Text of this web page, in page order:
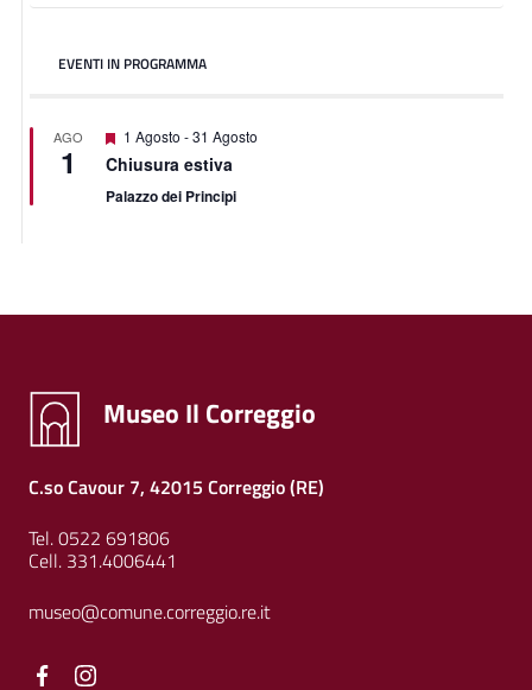
EVENTI IN PROGRAMMA
AGO
1
Featured
1 Agosto -31 Agosto
Chiusura estiva
Palazzo dei Principi
Museo Il Correggio
C.so Cavour 7, 42015 Correggio (RE)
Tel. 0522 691806
Cell. 331.4006441
museo@comune.correggio.re.it
Facebook